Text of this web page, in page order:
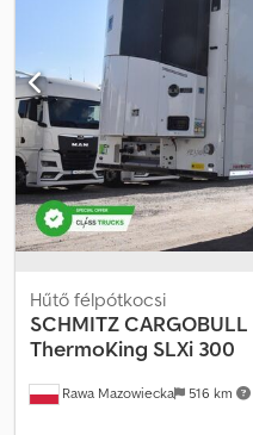
Rawa Mazowiecka 516 km
Hűtő félpótkocsi
SCHMITZ CARGOBULL
ThermoKing SLXi 300